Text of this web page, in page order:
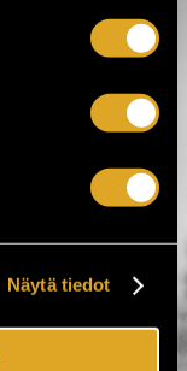
Näytä tiedot